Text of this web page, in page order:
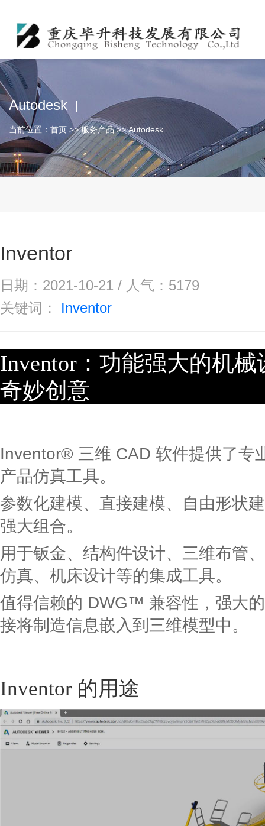
Autodesk
当前位置： 首页 >>服务产品>>Autodesk
Inventor
日期：2021-10-21 / 人气： 5179
关键词： Inventor
Inventor：功能强大的机
奇妙创意
Inventor® 三维 CAD 软件提供了专
产品仿真工具。
参数化建模、直接建模、自由形状
强大组合。
用于钣金、结构件设计、三维布管
仿真、机床设计等的集成工具。
值得信赖的 DWG™ 兼容性，强大
接将制造信息嵌入到三维模型中。
Inventor 的用途